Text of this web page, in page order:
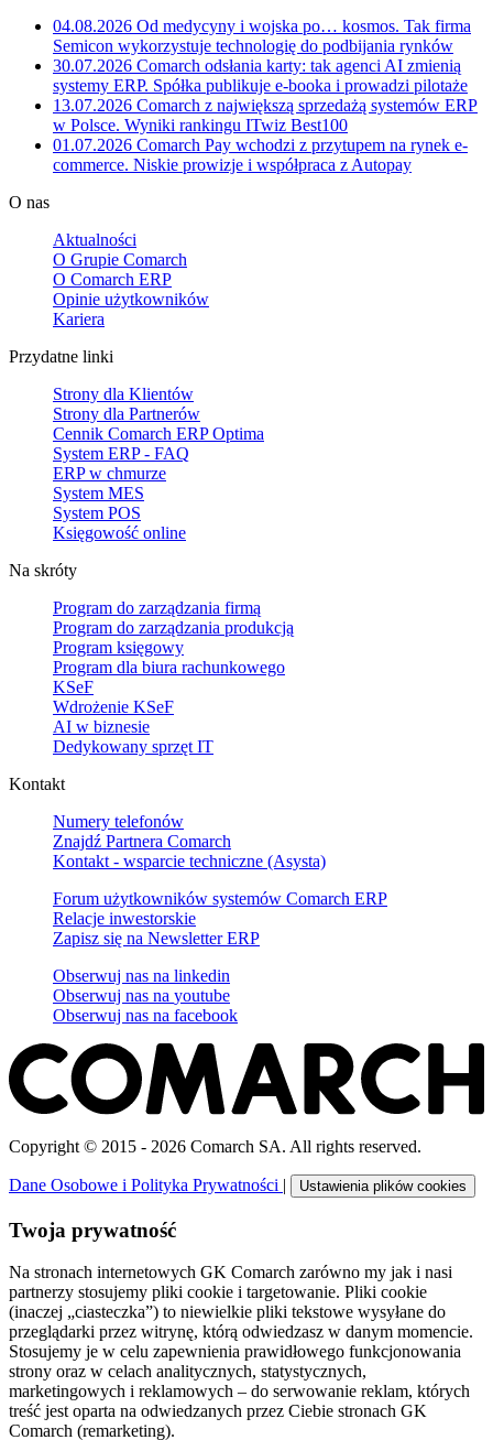
04.08.2026 Od medycyny i wojska po… kosmos. Tak firma
Semicon wykorzystuje technologię do podbijania rynków
30.07.2026 Comarch odsłania karty: tak agenci AI zmienią
systemy ERP. Spółka publikuje e-booka i prowadzi pilotaże
13.07.2026 Comarch z największą sprzedażą systemów ERP
w Polsce. Wyniki rankingu ITwiz Best100
01.07.2026 Comarch Pay wchodzi z przytupem na rynek e-
commerce. Niskie prowizje i współpraca z Autopay
O nas
Aktualności
O Grupie Comarch
O Comarch ERP
Opinie użytkowników
Kariera
Przydatne linki
Strony dla Klientów
Strony dla Partnerów
Cennik Comarch ERP Optima
System ERP - FAQ
ERP w chmurze
System MES
System POS
Księgowość online
Na skróty
Program do zarządzania firmą
Program do zarządzania produkcją
Program księgowy
Program dla biura rachunkowego
KSeF
Wdrożenie KSeF
AI w biznesie
Dedykowany sprzęt IT
Kontakt
Numery telefonów
Znajdź Partnera Comarch
Kontakt - wsparcie techniczne (Asysta)
Forum użytkowników systemów Comarch ERP
Relacje inwestorskie
Zapisz się na Newsletter ERP
Obserwuj nas na linkedin
Obserwuj nas na youtube
Obserwuj nas na facebook
Copyright © 2015 - 2026 Comarch SA. All rights reserved.
Dane Osobowe i Polityka Prywatności | Ustawienia plików cookies
Twoja prywatność
Na stronach internetowych GK Comarch zarówno my jak i nasi
partnerzy stosujemy pliki cookie i targetowanie. Pliki cookie
(inaczej „ciasteczka”) to niewielkie pliki tekstowe wysyłane do
przeglądarki przez witrynę, którą odwiedzasz w danym momencie.
Stosujemy je w celu zapewnienia prawidłowego funkcjonowania
strony oraz w celach analitycznych, statystycznych,
marketingowych i reklamowych – do serwowanie reklam, których
treść jest oparta na odwiedzanych przez Ciebie stronach GK
Comarch (remarketing).